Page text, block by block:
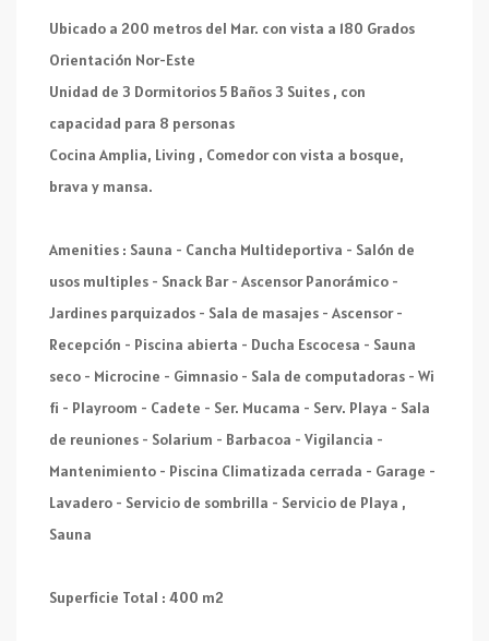
Ubicado a 200 metros del Mar. con vista a 180 Grados
Orientación Nor-Este
Unidad de 3 Dormitorios 5 Baños 3 Suites , con
capacidad para 8 personas
Cocina Amplia, Living , Comedor con vista a bosque,
brava y mansa.
Amenities : Sauna - Cancha Multideportiva - Salón de
usos multiples - Snack Bar - Ascensor Panorámico -
Jardines parquizados - Sala de masajes - Ascensor -
Recepción - Piscina abierta - Ducha Escocesa - Sauna
seco - Microcine - Gimnasio - Sala de computadoras - Wi
fi - Playroom - Cadete - Ser. Mucama - Serv. Playa - Sala
de reuniones - Solarium - Barbacoa - Vigilancia -
Mantenimiento - Piscina Climatizada cerrada - Garage -
Lavadero - Servicio de sombrilla - Servicio de Playa ,
Sauna
Superficie Total : 400 m2